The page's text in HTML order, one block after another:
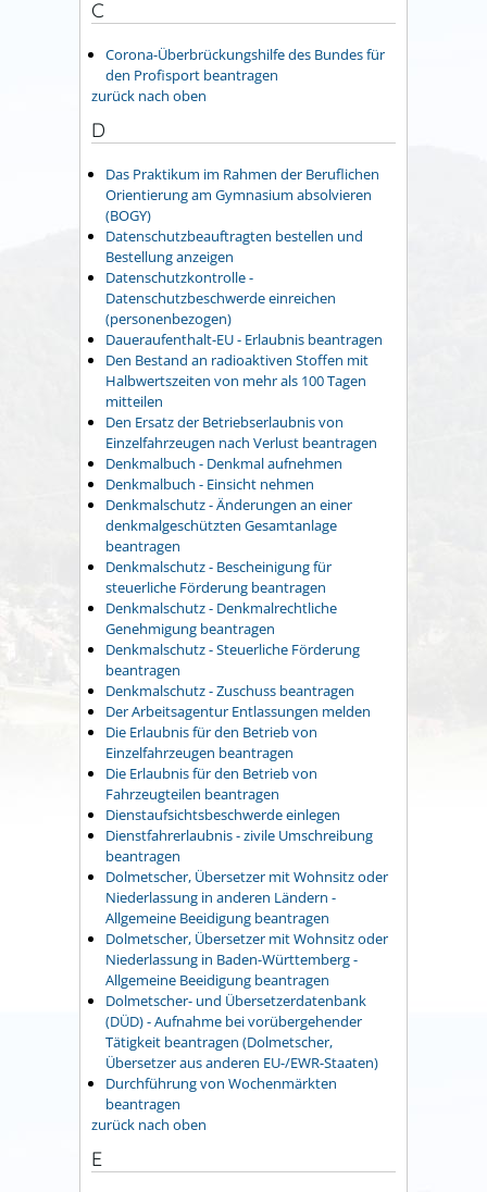
C
Corona-Überbrückungshilfe des Bundes für
den Profisport beantragen
zurück nach oben
D
Das Praktikum im Rahmen der Beruflichen
Orientierung am Gymnasium absolvieren
(BOGY)
Datenschutzbeauftragten bestellen und
Bestellung anzeigen
Datenschutzkontrolle -
Datenschutzbeschwerde einreichen
(personenbezogen)
Daueraufenthalt-EU - Erlaubnis beantragen
Den Bestand an radioaktiven Stoffen mit
Halbwertszeiten von mehr als 100 Tagen
mitteilen
Den Ersatz der Betriebserlaubnis von
Einzelfahrzeugen nach Verlust beantragen
Denkmalbuch - Denkmal aufnehmen
Denkmalbuch - Einsicht nehmen
Denkmalschutz - Änderungen an einer
denkmalgeschützten Gesamtanlage
beantragen
Denkmalschutz - Bescheinigung für
steuerliche Förderung beantragen
Denkmalschutz - Denkmalrechtliche
Genehmigung beantragen
Denkmalschutz - Steuerliche Förderung
beantragen
Denkmalschutz - Zuschuss beantragen
Der Arbeitsagentur Entlassungen melden
Die Erlaubnis für den Betrieb von
Einzelfahrzeugen beantragen
Die Erlaubnis für den Betrieb von
Fahrzeugteilen beantragen
Dienstaufsichtsbeschwerde einlegen
Dienstfahrerlaubnis - zivile Umschreibung
beantragen
Dolmetscher, Übersetzer mit Wohnsitz oder
Niederlassung in anderen Ländern -
Allgemeine Beeidigung beantragen
Dolmetscher, Übersetzer mit Wohnsitz oder
Niederlassung in Baden-Württemberg -
Allgemeine Beeidigung beantragen
Dolmetscher- und Übersetzerdatenbank
(DÜD) - Aufnahme bei vorübergehender
Tätigkeit beantragen (Dolmetscher,
Übersetzer aus anderen EU-/EWR-Staaten)
Durchführung von Wochenmärkten
beantragen
zurück nach oben
E